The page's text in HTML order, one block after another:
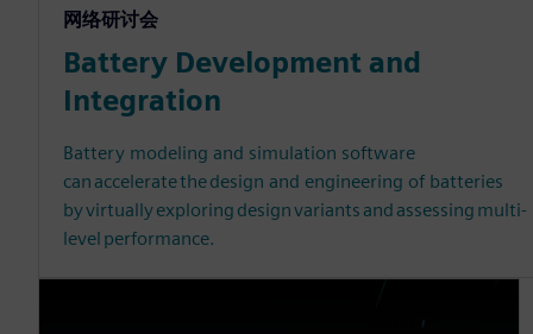
网络研讨会
Battery Development and
Integration
Battery modeling and simulation software
can accelerate the design and engineering of batteries
by virtually exploring design variants and assessing multi-
level performance.